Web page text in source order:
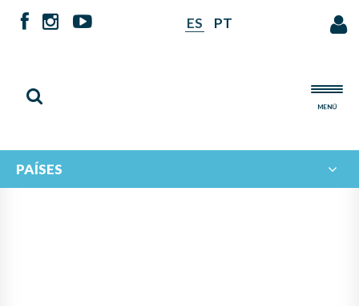
ES PT
MENÚ
PAÍSES